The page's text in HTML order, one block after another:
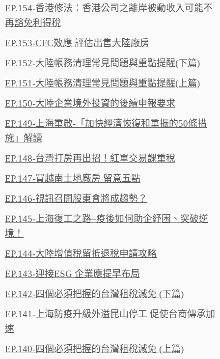
EP.154-香港修法：香港公司之離岸被動收入可能不
再豁免利得稅
EP.153-CFC效應 評估出售大陸廠房
EP.152-大陸帳務清理常見問題與重點提醒(下篇)
EP.151-大陸帳務清理常見問題與重點提醒(上篇)
EP.150-大陸企業境外投資的後續申報要求
EP.149-上海重啟-「加快經濟恢復和重振的50條措
施」解讀
EP.148-台灣打房再出招！紅單交易課重稅
EP.147-買越南土地廠房 留意五點
EP.146-視訊召開股東會將成趨勢？
EP.145-上海復工之路–疫後如何助企紓困、突破逆
境！
EP.144-大陸增值稅留抵退稅申請攻略
EP.143-迎接ESG 企業應提早布局
EP.142-四個必須把握的台灣租稅減免 (下篇)
EP.141-上海防疫升級外溢昆山停工 促使台商傳承加
速
EP.140-四個必須把握的台灣租稅減免 (上篇)